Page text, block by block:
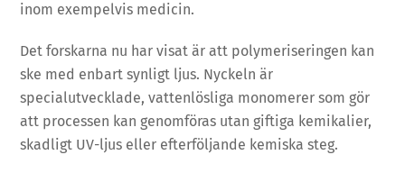
inom exempelvis medicin.
Det forskarna nu har visat är att polymeriseringen kan
ske med enbart synligt ljus. Nyckeln är
specialutvecklade, vattenlösliga monomerer som gör
att processen kan genomföras utan giftiga kemikalier,
skadligt UV-ljus eller efterföljande kemiska steg.